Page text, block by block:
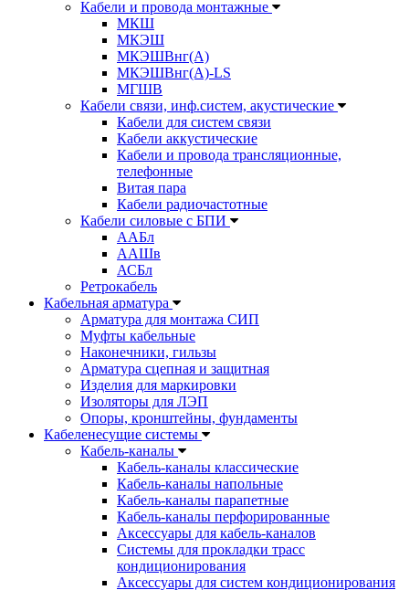
Кабели и провода монтажные
МКШ
МКЭШ
МКЭШВнг(А)
МКЭШВнг(А)-LS
МГШВ
Кабели связи, инф.систем, акустические
Кабели для систем связи
Кабели аккустические
Кабели и провода трансляционные,
телефонные
Витая пара
Кабели радиочастотные
Кабели силовые с БПИ
ААБл
ААШв
АСБл
Ретрокабель
Кабельная арматура
Арматура для монтажа СИП
Муфты кабельные
Наконечники, гильзы
Арматура сцепная и защитная
Изделия для маркировки
Изоляторы для ЛЭП
Опоры, кронштейны, фундаменты
Кабеленесущие системы
Кабель-каналы
Кабель-каналы классические
Кабель-каналы напольные
Кабель-каналы парапетные
Кабель-каналы перфорированные
Аксессуары для кабель-каналов
Системы для прокладки трасс
кондиционирования
Аксессуары для систем кондиционирования